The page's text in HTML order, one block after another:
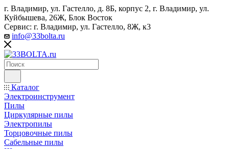
г. Владимир, ул. Гастелло, д. 8Б, корпус 2, г. Владимир, ул. ​
Куйбышева, 26Ж, Блок Восток
Сервис: г. Владимир, ул. Гастелло, 8Ж, к3
info@33bolta.ru
Каталог
Электроинструмент
Пилы
Циркулярные пилы
Электропилы
Торцовочные пилы
Сабельные пилы